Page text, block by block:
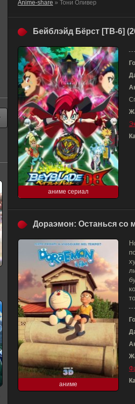
Anime-share » Тони Оливер
Бейблэйд Бёрст [ТВ-6]
аниме сериал
Дораэмон: Останься со
аниме